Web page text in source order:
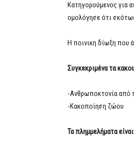
Κατηγορούμενος για
ομολόγησε ότι
Η ποινικη δίωξη που
Συγκεκριμένα τα
-Ανθρωποκτονία από
-Κακοποίηση ζώου
Τα πλημμελήματα